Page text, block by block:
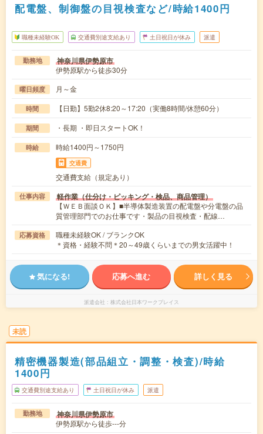
配電盤、制御盤の目視検査など/時給1400円
職種未経験OK 交通費別途支給あり 土日祝日が休み 派遣
勤務地 神奈川県伊勢原市
伊勢原駅から徒歩30分
曜日頻度 月～金
時間 【日勤】5勤2休8:20～17:20（実働8時間/休憩60分）
期間 ・長期 ・即日スタートOK！
時給 時給1400円～1750円
交通費
交通費支給（規定あり）
仕事内容 軽作業（仕分け・ピッキング・検品、商品管理）
【ＷＥＢ面談ＯＫ】■半導体製造装置の配電盤や分電盤の品
質管理部門でのお仕事です・製品の目視検査・配線…
応募資格
職種未経験OK / ブランクOK
＊資格・経験不問＊20～49歳くらいまでの男女活躍中！
気になる! 応募へ進む 詳しく見る
派遣会社 株式会社日本ワークプレイス
未読
精密機器製造(部品組立・調整・検査)/時給
1400円
交通費別途支給あり 土日祝日が休み 派遣
勤務地 神奈川県伊勢原市
伊勢原駅から徒歩---分